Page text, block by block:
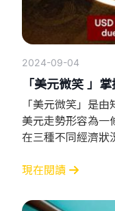
2024-09-04
「美元微笑 」
「美元微笑」是
美元走勢形容為一
在三種不同經濟狀況下的表現
國，購買美元資產
題或不確定性增加
現在閱讀